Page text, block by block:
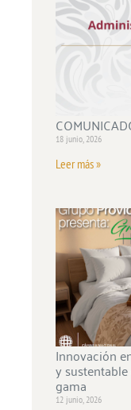
18 junio, 2026
Leer más »
Innovación
y
gama
12 junio, 2026